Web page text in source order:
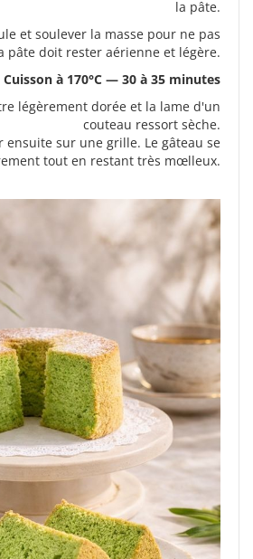
la pâte.
et soulever la masse pour ne pas
pâte doit rester aérienne et légère.
Cuisson à 170°C — 30 à 35 minutes
légèrement dorée et la lame d'un
couteau ressort sèche.
ensuite sur une grille. Le gâteau se
tout en restant très mœlleux.